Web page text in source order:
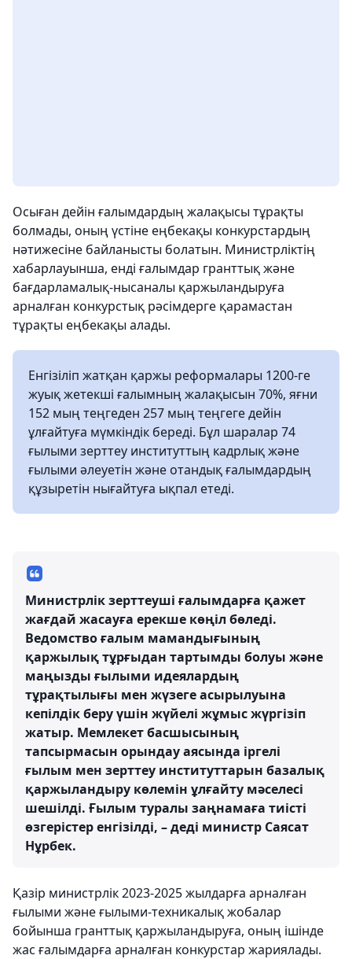
Осыған дейін ғалымдардың жалақысы тұрақты
болмады, оның үстіне еңбекақы конкурстардың
нәтижеcіне байланысты болатын. Министрліктің
хабарлауынша, енді ғалымдар гранттық және
бағдарламалық-нысаналы қаржыландыруға
арналған конкурстық рәсімдерге қарамастан
тұрақты еңбекақы алады.
Енгізіліп жатқан қаржы реформалары 1200-ге
жуық жетекші ғалымның жалақысын 70%, яғни
152 мың теңгеден 257 мың теңгеге дейін
ұлғайтуға мүмкіндік береді. Бұл шаралар 74
ғылыми зерттеу институттың кадрлық және
ғылыми әлеуетін және отандық ғалымдардың
құзыретін нығайтуға ықпал етеді.
Министрлік зерттеуші ғалымдарға қажет
жағдай жасауға ерекше көңіл бөледі.
Ведомство ғалым мамандығының
қаржылық тұрғыдан тартымды болуы және
маңызды ғылыми идеялардың
тұрақтылығы мен жүзеге асырылуына
кепілдік беру үшін жүйелі жұмыс жүргізіп
жатыр. Мемлекет басшысының
тапсырмасын орындау аясында іргелі
ғылым мен зерттеу институттарын базалық
қаржыландыру көлемін ұлғайту мәселесі
шешілді. Ғылым туралы заңнамаға тиісті
өзгерістер енгізілді, – деді министр Саясат
Нұрбек.
Қазір министрлік 2023-2025 жылдарға арналған
ғылыми және ғылыми-техникалық жобалар
бойынша гранттық қаржыландыруға, оның ішінде
жас ғалымдарға арналған конкурстар жариялады.